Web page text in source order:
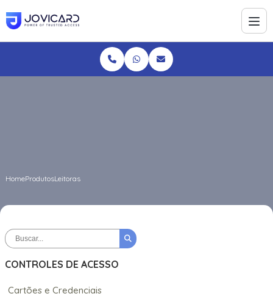
HomeProdutosLeitoras
CONTROLES DE ACESSO
Cartões e Credenciais